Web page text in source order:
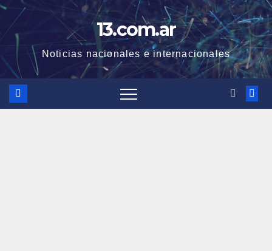
Skip
content
13.com.ar
Noticias nacionales e internacionales